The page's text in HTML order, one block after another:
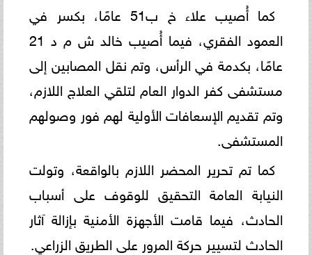
كما أُصيب علاء خ ب51 عامًا، بكسر في
العمود الفقري، فيما أُصيب خالد ش م د 21
عامًا، بكدمة في الرأس، وتم نقل المصابين إلى
مستشفى كفر الدوار العام لتلقي العلاج اللازم،
وتم تقديم الإسعافات الأولية لهم فور وصولهم
المستشفى.
كما تم تحرير المحضر اللازم بالواقعة، وتولت
النيابة العامة التحقيق للوقوف على أسباب
الحادث، فيما قامت الأجهزة الأمنية بإزالة آثار
الحادث لتسيير حركة المرور على الطريق الزراعي.